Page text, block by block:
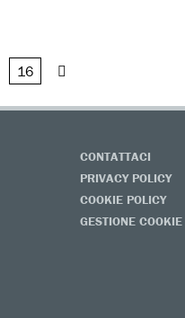
16
CONTATTACI
PRIVACY POLICY
COOKIE POLICY
GESTIONE COOKIE